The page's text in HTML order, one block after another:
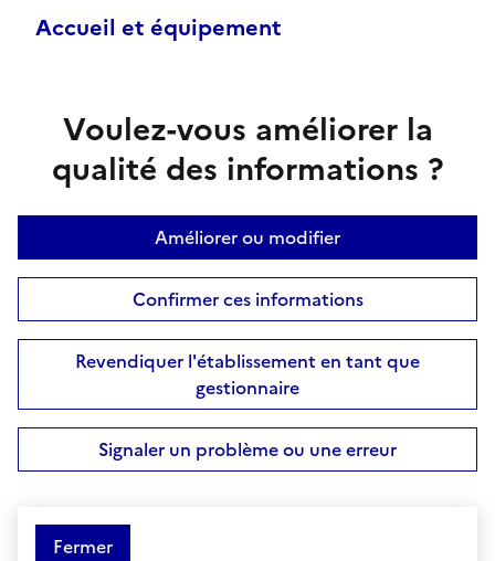
Accueil et équipement
Voulez-vous améliorer la
qualité des informations ?
Améliorer ou modifier
Confirmer ces informations
Revendiquer l'établissement en tant que
gestionnaire
Signaler un problème ou une erreur
Fermer